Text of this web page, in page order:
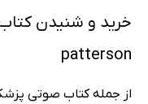
patterson
از جمله کتاب صوتی